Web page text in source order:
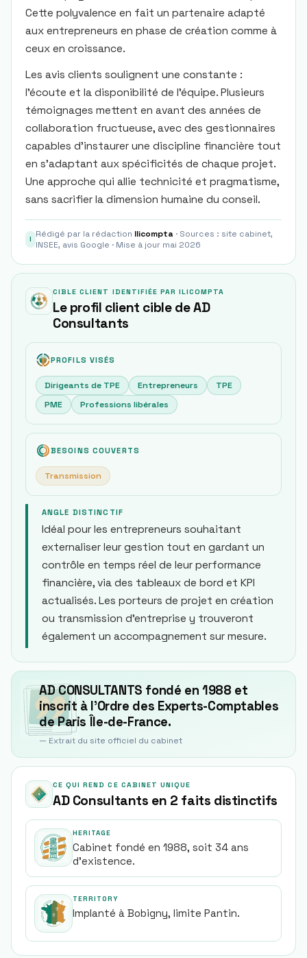
Cette polyvalence en fait un partenaire adapté
aux entrepreneurs en phase de création comme à
ceux en croissance.
Les avis clients soulignent une constante :
l’écoute et la disponibilité de l’équipe. Plusieurs
témoignages mettent en avant des années de
collaboration fructueuse, avec des gestionnaires
capables d’instaurer une discipline financière tout
en s’adaptant aux spécificités de chaque projet.
Une approche qui allie technicité et pragmatisme,
sans sacrifier la dimension humaine du conseil.
I Rédigé par la rédaction Ilicompta · Sources : site cabinet,
INSEE, avis Google · Mise à jour mai 2026
CIBLE CLIENT IDENTIFIÉE PAR ILICOMPTA
Le profil client cible de AD
Consultants
PROFILS VISÉS
Dirigeants de TPE Entrepreneurs
TPE
PME
Professions libérales
BESOINS COUVERTS
Transmission
ANGLE DISTINCTIF
Idéal pour les entrepreneurs souhaitant
externaliser leur gestion tout en gardant un
contrôle en temps réel de leur performance
financière, via des tableaux de bord et KPI
actualisés. Les porteurs de projet en création
ou transmission d’entreprise y trouveront
également un accompagnement sur mesure.
AD CONSULTANTS fondé en 1988 et
inscrit à l’Ordre des Experts-Comptables
de Paris Île-de-France.
— Extrait du site officiel du cabinet
CE QUI REND CE CABINET UNIQUE
AD Consultants en 2 faits distinctifs
HERITAGE
Cabinet fondé en 1988, soit 34 ans
d'existence.
TERRITORY
Implanté à Bobigny, limite Pantin.